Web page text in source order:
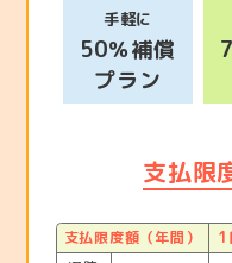
手軽に
50％補償
プラン
支払限
支払限度額（年間） 1